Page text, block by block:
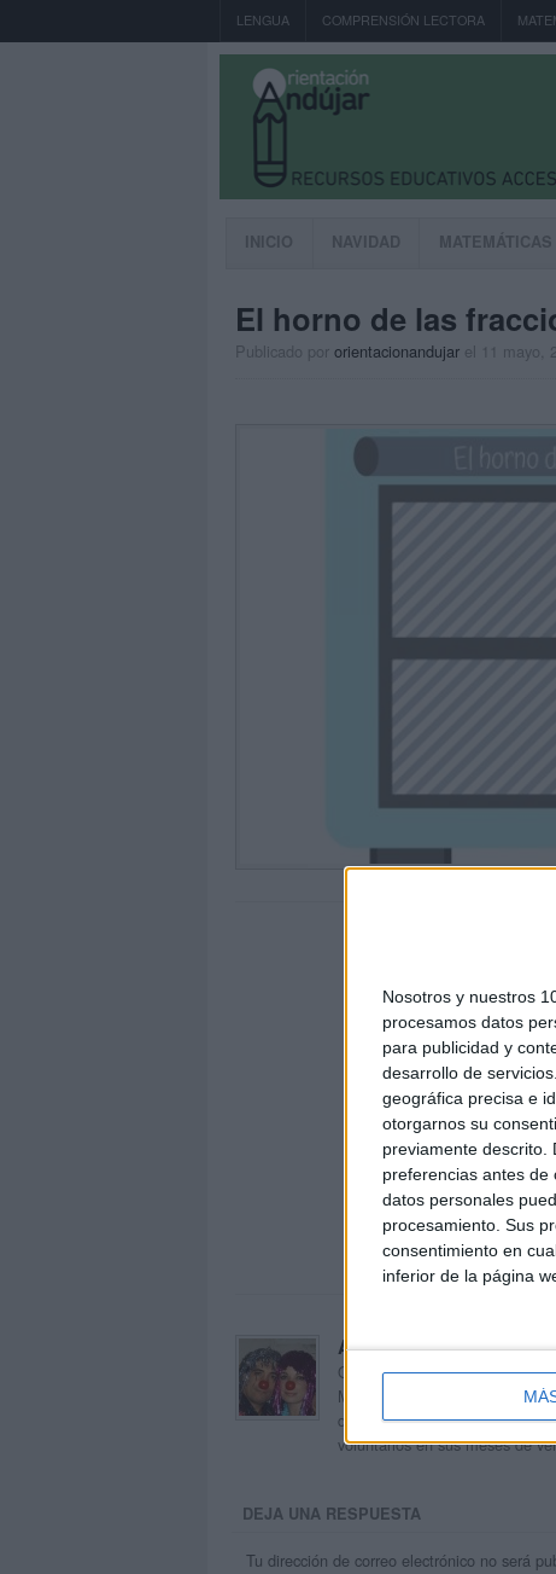
Nosotros y nuestros
procesamos datos
para publicidad y
desarrollo de servicios.
geográfica precisa e
otorgarnos su
previamente descrito.
preferencias antes de
datos personales
procesamiento. Sus
consentimiento en
inferior de la página
LENGUA COMPRENSIÓN LECTORA
INICIO NAVIDAD MATEMÁTICAS
El horno de las
Publicado por orientacionandujar el 11 mayo,
Acerca de
Orientación Andújar no es
Maribel, que además de ser
dentro del blog y en el cual,
voluntarios en sus meses de
DEJA UNA RESPUESTA
Tu dirección de correo electrónico no será